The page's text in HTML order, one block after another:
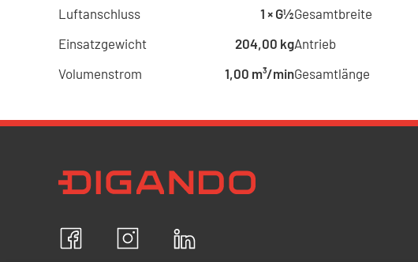
Luftanschluss
1 × G½
Einsatzgewicht
204,00 kg
Volumenstrom
1,00 m³/min
Gesamtbreite
Antrieb
Gesamtlänge
Facebook Instagram
Ich bestätige, dass ich dieDatenschutzrichtlinien